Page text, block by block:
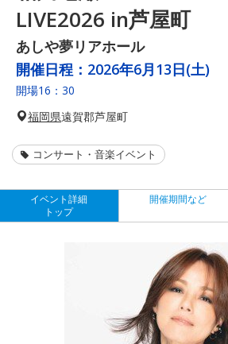
LIVE2026 in芦屋町
あしや夢リアホール
開催日程： 2026年6月13日(土)
開場16：30
福岡県遠賀郡芦屋町
コンサート・音楽イベント
イベント詳細
トップ
開催期間など